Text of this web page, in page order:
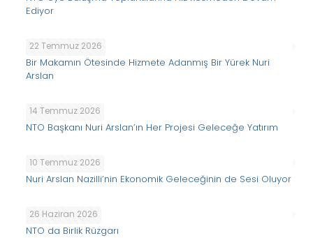
Ediyor
22 Temmuz 2026
Bir Makamın Ötesinde Hizmete Adanmış Bir Yürek Nuri
Arslan
14 Temmuz 2026
NTO Başkanı Nuri Arslan’ın Her Projesi Geleceğe Yatırım
10 Temmuz 2026
Nuri Arslan Nazilli’nin Ekonomik Geleceğinin de Sesi Oluyor
26 Haziran 2026
NTO da Birlik Rüzgarı